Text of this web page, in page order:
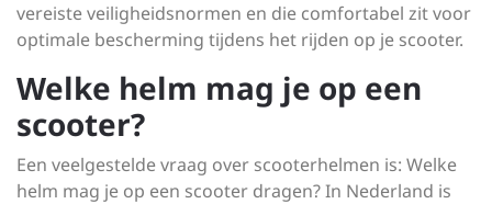
vereiste veiligheidsnormen en die comfortabel zit voor
optimale bescherming tijdens het rijden op je scooter.
Welke helm mag je op een
scooter?
Een veelgestelde vraag over scooterhelmen is: Welke
helm mag je op een scooter dragen? In Nederland is